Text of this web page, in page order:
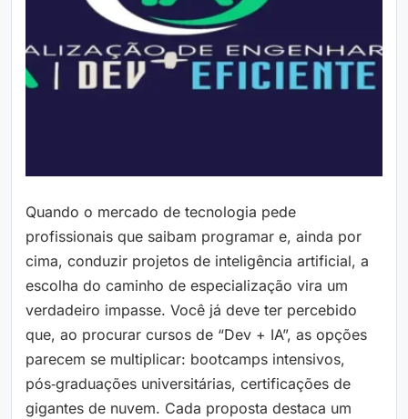
Quando o mercado de tecnologia pede
profissionais que saibam programar e, ainda por
cima, conduzir projetos de inteligência artificial, a
escolha do caminho de especialização vira um
verdadeiro impasse. Você já deve ter percebido
que, ao procurar cursos de “Dev + IA”, as opções
parecem se multiplicar: bootcamps intensivos,
pós‑graduações universitárias, certificações de
gigantes de nuvem. Cada proposta destaca um